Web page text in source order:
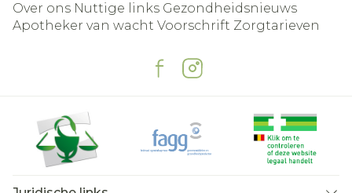
Over ons Nuttige links Gezondheidsnieuws
Apotheker van wacht Voorschrift Zorgtarieven